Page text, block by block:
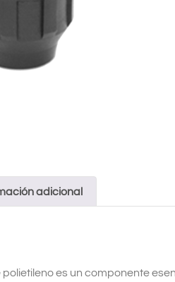
adicional
polietileno es un componente